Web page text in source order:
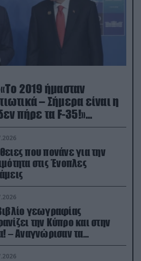
2019 ήμασταν
– Σήμερα είναι η
πήρε τα F-35!»
που πονάνε για την
στις Ένοπλες
γεωγραφίας
την Κύπρο και στην
– Αναγνώρισαν τα
(φωτο)